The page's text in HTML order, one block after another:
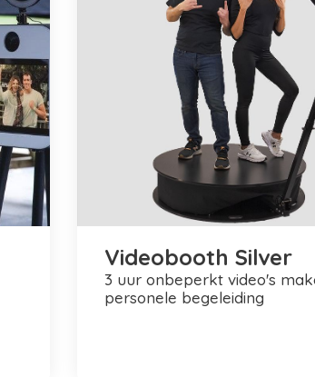
Videobooth Silver
3 uur onbeperkt video's maken +
personele begeleiding